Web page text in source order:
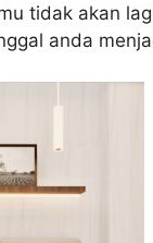
tidak akan
anda